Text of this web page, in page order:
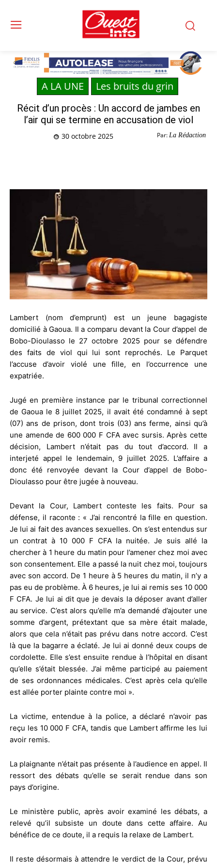
A LA UNE Les bruits du grin
Récit d’un procès : Un accord de jambes en
l’air qui se termine en accusation de viol
Par: La Rédaction
30 octobre 2025
Lambert (nom d’emprunt) est un jeune bagagiste
domicilié à Gaoua. Il a comparu devant la Cour d’appel de
Bobo-Dioulasso le 27 octobre 2025 pour se défendre
des faits de viol qui lui sont reprochés. Le Parquet
l’accuse d’avoir violé une fille, en l’occurrence une
expatriée.
Jugé en première instance par le tribunal correctionnel
de Gaoua le 8 juillet 2025, il avait été condamné à sept
(07) ans de prison, dont trois (03) ans ferme, ainsi qu’à
une amende de 600 000 F CFA avec sursis. Après cette
décision, Lambert n’était pas du tout d’accord. Il a
interjeté appel le lendemain, 9 juillet 2025. L’affaire a
donc été renvoyée devant la Cour d’appel de Bobo-
Dioulasso pour être jugée à nouveau.
Devant la Cour, Lambert conteste les faits. Pour sa
défense, il raconte : « J’ai rencontré la fille en question.
Je lui ai fait des avances sexuelles. On s’est entendus sur
un contrat à 10 000 F CFA la nuitée. Je suis allé la
chercher à 1 heure du matin pour l’amener chez moi avec
son consentement. Elle a passé la nuit chez moi, toujours
avec son accord. De 1 heure à 5 heures du matin, il n’y a
pas eu de problème. À 6 heures, je lui ai remis ses 10 000
F CFA. Je lui ai dit que je devais la déposer avant d’aller
au service. C’est alors qu’elle m’a demandé d’ajouter une
somme d’argent, prétextant que sa mère était malade,
alors que cela n’était pas prévu dans notre accord. C’est
là que la bagarre a éclaté. Je lui ai donné deux coups de
cordolette. Elle s’est ensuite rendue à l’hôpital en disant
qu’elle s’était blessée. J’ai même participé au paiement
de ses ordonnances médicales. C’est après cela qu’elle
est allée porter plainte contre moi ».
La victime, entendue à la police, a déclaré n’avoir pas
reçu les 10 000 F CFA, tandis que Lambert affirme les lui
avoir remis.
La plaignante n’était pas présente à l’audience en appel. Il
ressort des débats qu’elle se serait rendue dans son
pays d’origine.
Le ministère public, après avoir examiné les débats, a
relevé qu’il subsiste un doute dans cette affaire. Au
bénéfice de ce doute, il a requis la relaxe de Lambert.
Il reste désormais à attendre le verdict de la Cour, prévu